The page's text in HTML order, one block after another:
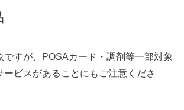
ですが、POSAカード・調剤等一部対象
ービスがあることにもご注意くださ